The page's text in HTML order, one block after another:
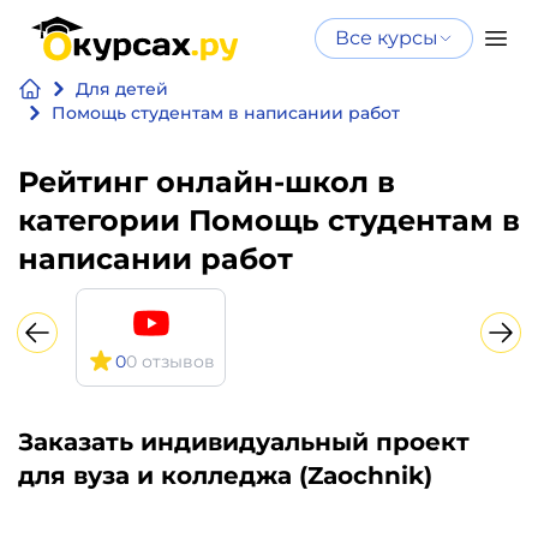
Все курсы
Для детей
Помощь студентам в написании работ
Рейтинг онлайн-школ в
категории Помощь студентам в
написании работ
00 отзывов
Заказать индивидуальный проект
для вуза и колледжа (Zaochnik)
Нейросеть
и ИИ
Программирование
Бизнес
и
финансы
Дизайн
Аналитика
Нейросеть и ИИ
искусственному
интеллекту
Курсы по нейросетям
Бесплатно